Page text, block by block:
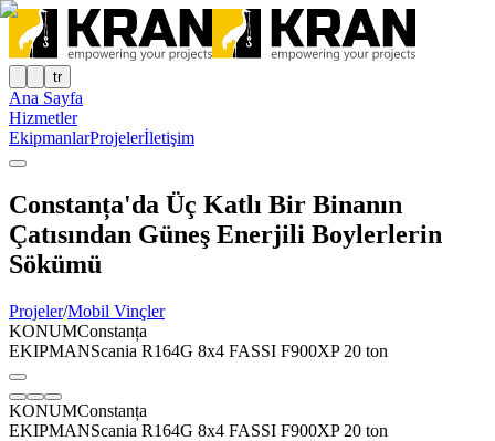
tr
Ana Sayfa
Hizmetler
EkipmanlarProjelerİletişim
Constanța'da Üç Katlı Bir Binanın
Çatısından Güneş Enerjili Boylerlerin
Sökümü
Projeler/Mobil Vinçler
KONUMConstanța
EKIPMANScania R164G 8x4 FASSI F900XP 20 ton
KONUMConstanța
EKIPMANScania R164G 8x4 FASSI F900XP 20 ton